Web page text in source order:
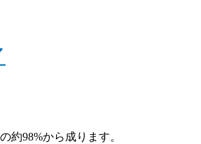
約98%から成ります。